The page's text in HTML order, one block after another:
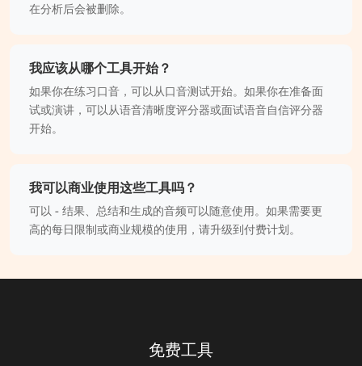
在分析后会被删除。
我应该从哪个工具开始？
如果你在练习口音，可以从口音测试开始。如果你在准备面
试或演讲，可以从语音清晰度评分器或面试语音自信评分器
开始。
我可以商业使用这些工具吗？
可以 - 结果、总结和生成的音频可以随意使用。如果需要更
高的每日限制或商业规模的使用，请升级到付费计划。
免费工具